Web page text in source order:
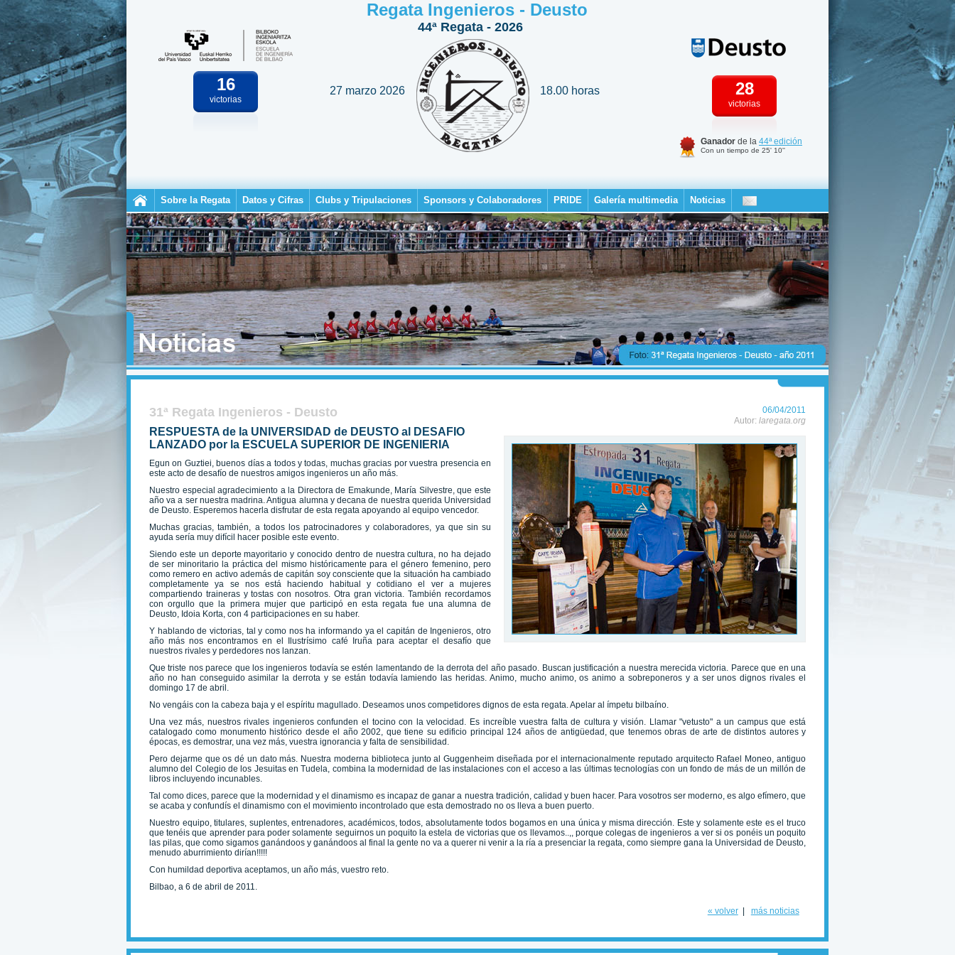
16
victorias
Regata Ingenieros - Deusto
44ª Regata - 2026
27 marzo 2026 18.00 horas 28
victorias
Ganador de la 44ª edición
Con un tiempo de 25' 10''
Sobre la Regata Datos y Cifras Clubs y Tripulaciones Sponsors y Colaboradores PRIDE Galería multimedia Noticias
31ª Regata Ingenieros - Deusto
06/04/2011
Autor: laregata.org
RESPUESTA de la UNIVERSIDAD de DEUSTO al DESAFIO
LANZADO por la ESCUELA SUPERIOR DE INGENIERIA
Egun on Guztiei, buenos días a todos y todas, muchas gracias por vuestra presencia en
este acto de desafío de nuestros amigos ingenieros un año más.
Nuestro especial agradecimiento a la Directora de Emakunde, María Silvestre, que este
año va a ser nuestra madrina. Antigua alumna y decana de nuestra querida Universidad
de Deusto. Esperemos hacerla disfrutar de esta regata apoyando al equipo vencedor.
Muchas gracias, también, a todos los patrocinadores y colaboradores, ya que sin su
ayuda sería muy difícil hacer posible este evento.
Siendo este un deporte mayoritario y conocido dentro de nuestra cultura, no ha dejado
de ser minoritario la práctica del mismo históricamente para el género femenino, pero
como remero en activo además de capitán soy consciente que la situación ha cambiado
completamente ya se nos está haciendo habitual y cotidiano el ver a mujeres
compartiendo traineras y tostas con nosotros. Otra gran victoria. También recordamos
con orgullo que la primera mujer que participó en esta regata fue una alumna de
Deusto, Idoia Korta, con 4 participaciones en su haber.
Y hablando de victorias, tal y como nos ha informando ya el capitán de Ingenieros, otro
año más nos encontramos en el Ilustrísimo café Iruña para aceptar el desafío que
nuestros rivales y perdedores nos lanzan.
Que triste nos parece que los ingenieros todavía se estén lamentando de la derrota del año pasado. Buscan justificación a nuestra merecida victoria. Parece que en una
año no han conseguido asimilar la derrota y se están todavía lamiendo las heridas. Animo, mucho animo, os animo a sobreponeros y a ser unos dignos rivales el
domingo 17 de abril.
No vengáis con la cabeza baja y el espíritu magullado. Deseamos unos competidores dignos de esta regata. Apelar al ímpetu bilbaíno.
Una vez más, nuestros rivales ingenieros confunden el tocino con la velocidad. Es increíble vuestra falta de cultura y visión. Llamar "vetusto" a un campus que está
catalogado como monumento histórico desde el año 2002, que tiene su edificio principal 124 años de antigüedad, que tenemos obras de arte de distintos autores y
épocas, es demostrar, una vez más, vuestra ignorancia y falta de sensibilidad.
Pero dejarme que os dé un dato más. Nuestra moderna biblioteca junto al Guggenheim diseñada por el internacionalmente reputado arquitecto Rafael Moneo, antiguo
alumno del Colegio de los Jesuitas en Tudela, combina la modernidad de las instalaciones con el acceso a las últimas tecnologías con un fondo de más de un millón de
libros incluyendo incunables.
Tal como dices, parece que la modernidad y el dinamismo es incapaz de ganar a nuestra tradición, calidad y buen hacer. Para vosotros ser moderno, es algo efímero, que
se acaba y confundís el dinamismo con el movimiento incontrolado que esta demostrado no os lleva a buen puerto.
Nuestro equipo, titulares, suplentes, entrenadores, académicos, todos, absolutamente todos bogamos en una única y misma dirección. Este y solamente este es el truco
que tenéis que aprender para poder solamente seguirnos un poquito la estela de victorias que os llevamos..,, porque colegas de ingenieros a ver si os ponéis un poquito
las pilas, que como sigamos ganándoos y ganándoos al final la gente no va a querer ni venir a la ría a presenciar la regata, como siempre gana la Universidad de Deusto,
menudo aburrimiento dirían!!!!!
Con humildad deportiva aceptamos, un año más, vuestro reto.
Bilbao, a 6 de abril de 2011.
« volver| más noticias